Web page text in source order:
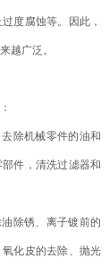
度腐蚀等。因此，
越广泛。
除机械零件的油和
件，清洗过滤器和
除锈、离子镀前的
化皮的去除、抛光